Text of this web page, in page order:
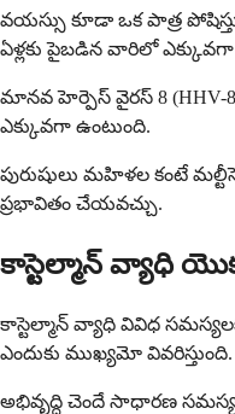
వయస్సు కూడా ఒక పాత్ర
ఏళ్లకు పైబడిన వారిలో ఎక్కువగా
మానవ హెర్పెస్ వైరస్ 8
ఎక్కువగా ఉంటుంది.
పురుషులు మహిళల కంటే
ప్రభావితం చేయవచ్చు.
కాస్టెల్మాన్ వ్యాధి
కాస్టెల్మాన్ వ్యాధి వివిధ
ఎందుకు ముఖ్యమో వివరిస్తుంది.
అభివృద్ధి చెందే సాధారణ